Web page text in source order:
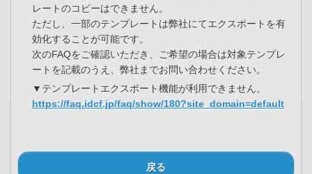
レートのコピーはできません。
ただし、一部のテンプレートは弊社にてエクスポートを有
効化することが可能です。
次のFAQをご確認いただき、ご希望の場合は対象テンプレ
ートを記載のうえ、弊社までお問い合わせください。
▼テンプレートエクスポート機能が利用できません。
https://faq.idcf.jp/faq/show/180?site_domain=default
戻る